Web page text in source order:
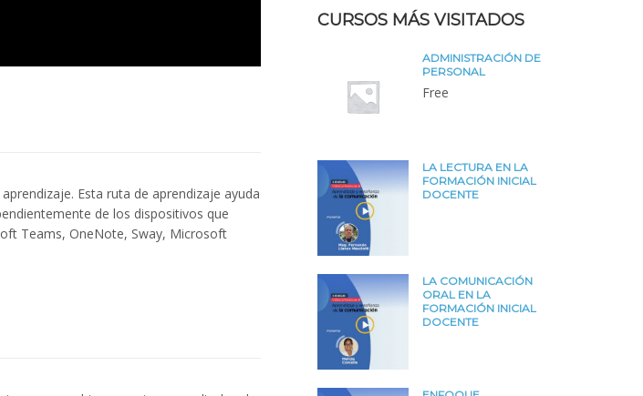
Esta ruta de aprendizaje ayuda
de los dispositivos que
Teams, OneNote, Sway, Microsoft
CURSOS MÁS VISITADOS
ADMINISTRACIÓN DE
PERSONAL
Free
LA LECTURA EN LA
FORMACIÓN INICIAL
DOCENTE
LA COMUNICACIÓN
ORAL EN LA
FORMACIÓN INICIAL
DOCENTE